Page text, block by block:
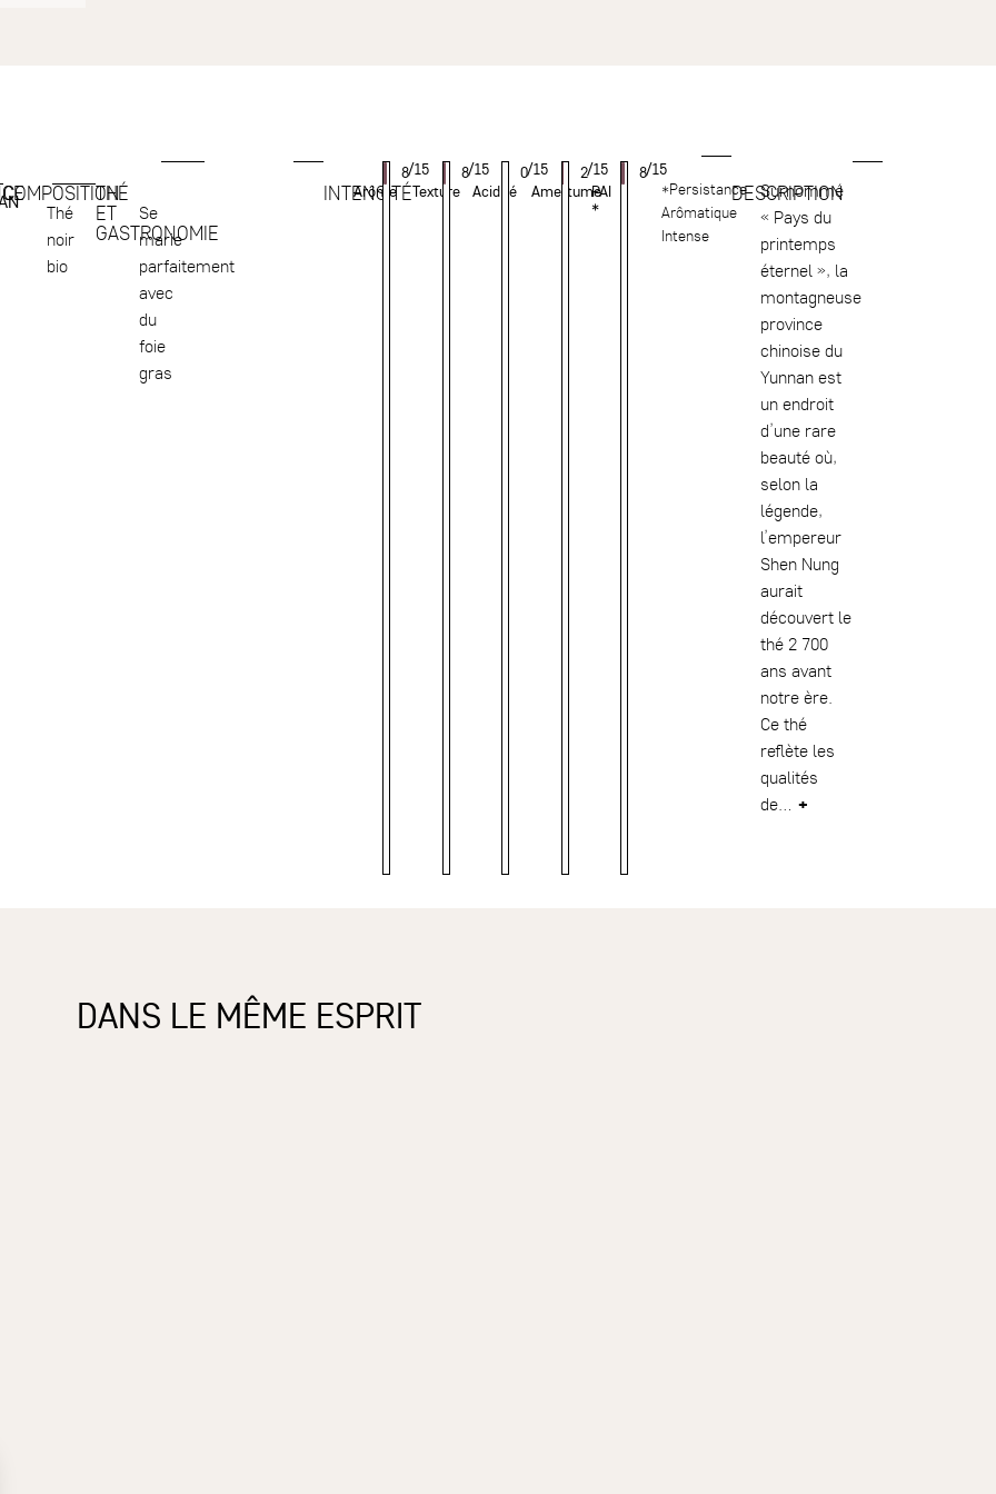
COMPOSITION
Thé
noir
bio
THÉ
ET
GASTRONOMIE
Se
marie
parfaitement
avec
du
foie
gras
INTENSITÉ
Arôme
8/15
Texture
8/15
Acidité
0/15
Amertume
2/15
PAI
*
8/15
*Persistance
Arômatique
Intense
DESCRIPTION
Surnommé
« Pays du
printemps
éternel », la
montagneuse
province
chinoise du
Yunnan est
un endroit
d’une rare
beauté où,
selon la
légende,
l’empereur
Shen Nung
aurait
découvert le
thé 2 700
ans avant
notre ère.
Ce thé
reflète les
qualités
de… +
DANS LE MÊME ESPRIT